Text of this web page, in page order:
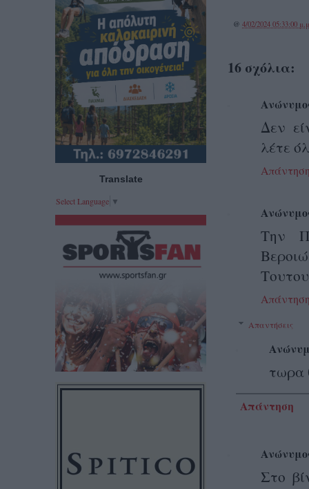
@ 4/02/2024 05:33:00
16 σχόλια:
Δεν
λέτε
Την
Απαντήσεις
τωρα
Απάντηση
Στο
Translate
Select Language ▼